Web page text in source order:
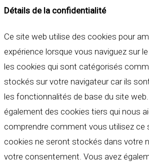
Détails de la confidentialité
Ce site web utilise des cookies pour
expérience lorsque vous naviguez sur
les cookies qui sont catégorisés
stockés sur votre navigateur car ils
les fonctionnalités de base du site
également des cookies tiers qui nous
comprendre comment vous utilisez ce
cookies ne seront stockés dans votre
votre consentement. Vous avez